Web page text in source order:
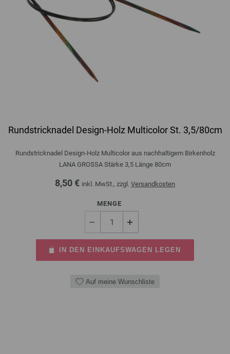
Rundstricknadel Design-Holz Multicolor St. 3,5/80cm
Rundstricknadel Design-Holz Multicolor aus nachhaltigem Birkenholz
LANA GROSSA Stärke 3,5 Länge 80cm
8,50 € inkl. MwSt., zzgl. Versandkosten
MENGE
IN DEN EINKAUFSWAGEN LEGEN
Auf meine Wunschliste